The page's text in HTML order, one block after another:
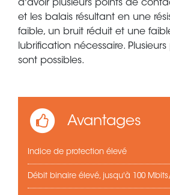
d'avoir plusieurs points de
et les balais résultant en une
faible, un bruit réduit et une
lubrification nécessaire.
sont possibles.
Avantages
Indice de protection élevé
Débit binaire élevé, jusqu'à 100